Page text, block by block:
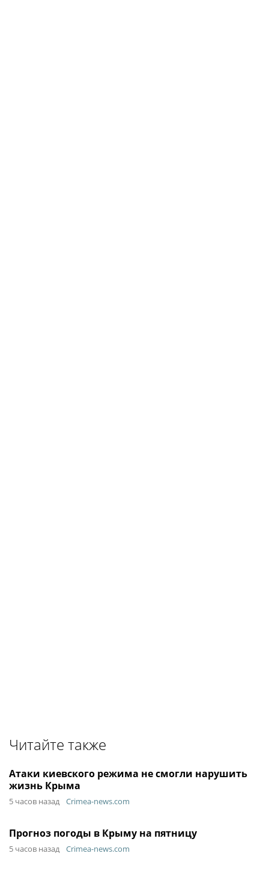
Читайте также
Атаки киевского режима не смогли нарушить
жизнь Крыма
5 часов назад Crimea-news.com
Прогноз погоды в Крыму на пятницу
5 часов назад Crimea-news.com